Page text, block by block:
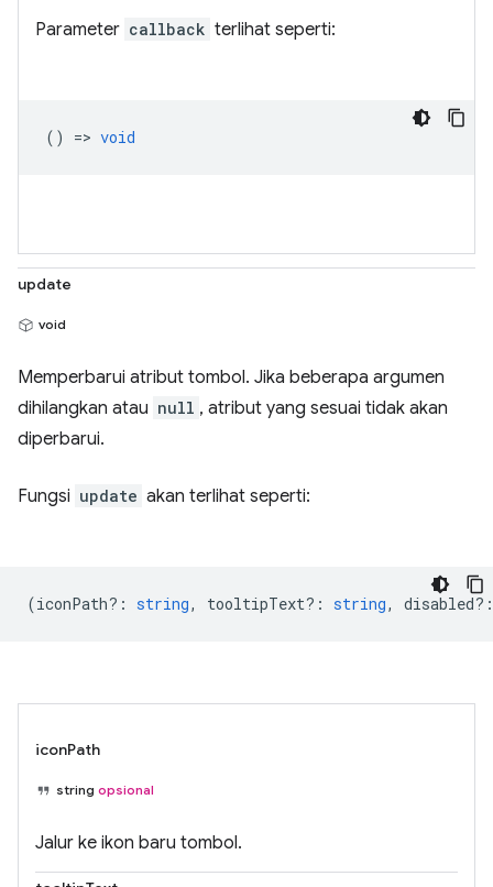
Parameter callback terlihat seperti:
() => void
update
void
Memperbarui atribut tombol. Jika beberapa argumen
dihilangkan atau null , atribut yang sesuai tidak akan
diperbarui.
Fungsi update akan terlihat seperti:
(iconPath? : string, tooltipText? : string, disabled? :
iconPath
string opsional
Jalur ke ikon baru tombol.